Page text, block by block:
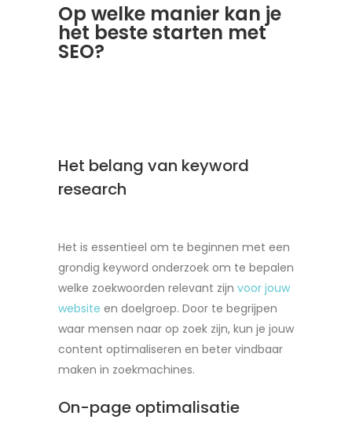
Op welke manier kan je
het beste starten met
SEO?
Het belang van keyword
research
Het is essentieel om te beginnen met een
grondig keyword onderzoek om te bepalen
welke zoekwoorden relevant zijn voor jouw
website en doelgroep. Door te begrijpen
waar mensen naar op zoek zijn, kun je jouw
content optimaliseren en beter vindbaar
maken in zoekmachines.
On-page optimalisatie